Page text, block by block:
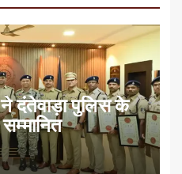
दंतेवाड़ा पुलिस के